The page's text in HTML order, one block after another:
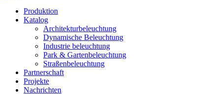
Produktion
Katalog
Architekturbeleuchtung
Dynamische Beleuchtung
Industrie beleuchtung
Park & Gartenbeleuchtung
Straßenbeleuchtung
Partnerschaft
Projekte
Nachrichten